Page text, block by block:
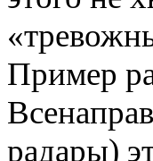
Пример
радары)